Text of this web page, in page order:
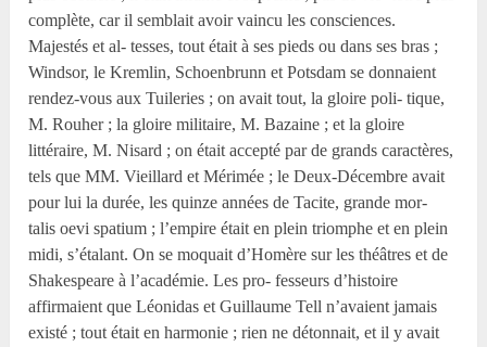
complète, car il semblait avoir vaincu les consciences.
Majestés et al- tesses, tout était à ses pieds ou dans ses bras ;
Windsor, le Kremlin, Schoenbrunn et Potsdam se donnaient
rendez-vous aux Tuileries ; on avait tout, la gloire poli- tique,
M. Rouher ; la gloire militaire, M. Bazaine ; et la gloire
littéraire, M. Nisard ; on était accepté par de grands caractères,
tels que MM. Vieillard et Mérimée ; le Deux-Décembre avait
pour lui la durée, les quinze années de Tacite, grande mor-
talis oevi spatium ; l’empire était en plein triomphe et en plein
midi, s’étalant. On se moquait d’Homère sur les théâtres et de
Shakespeare à l’académie. Les pro- fesseurs d’histoire
affirmaient que Léonidas et Guillaume Tell n’avaient jamais
existé ; tout était en harmonie ; rien ne détonnait, et il y avait